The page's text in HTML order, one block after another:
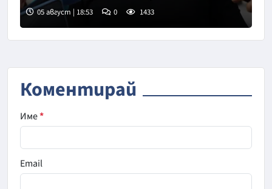
Снимка: Пармаков/БТА
05 август | 18:53 0 1433
Коментирай
Име*
Email